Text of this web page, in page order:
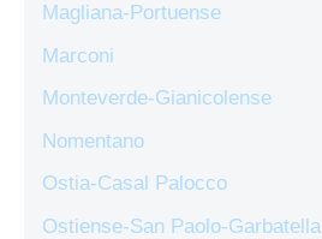
Magliana-Portuense
Marconi
Monteverde-Gianicolense
Nomentano
Ostia-Casal Palocco
Ostiense-San Paolo-Garbatella